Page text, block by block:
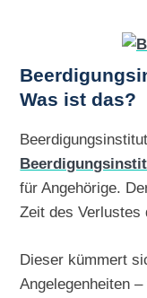
Was ist das?
für Angehörige.
Zeit des Verlustes
Dieser kümmert
Angelegenheiten